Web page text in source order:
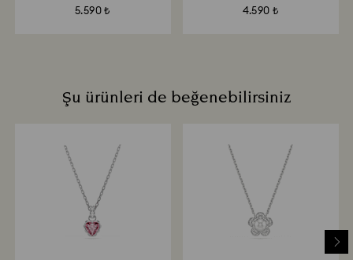
5.590 ₺ 4.590 ₺
Şu ürünleri de beğenebilirsiniz